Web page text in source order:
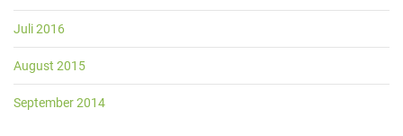
Juli 2016
August 2015
September 2014